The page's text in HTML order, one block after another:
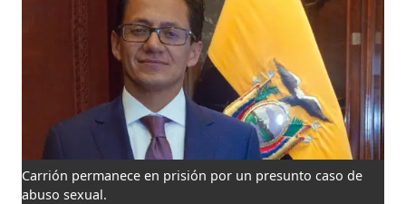
Carrión permanece en prisión por un presunto caso de
abuso sexual.